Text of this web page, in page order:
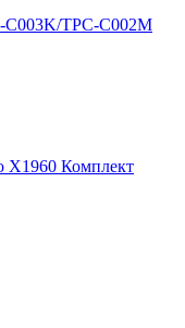
TPC-C002M
Комплект